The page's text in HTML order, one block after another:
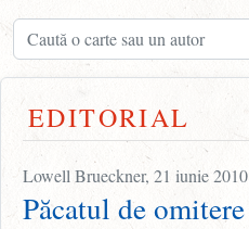
EDITORIAL
Lowell Brueckner, 21 iunie 2010
Păcatul de omitere